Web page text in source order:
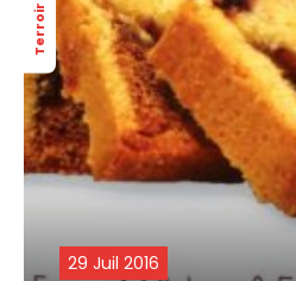
Terroir
29 Juil 2016